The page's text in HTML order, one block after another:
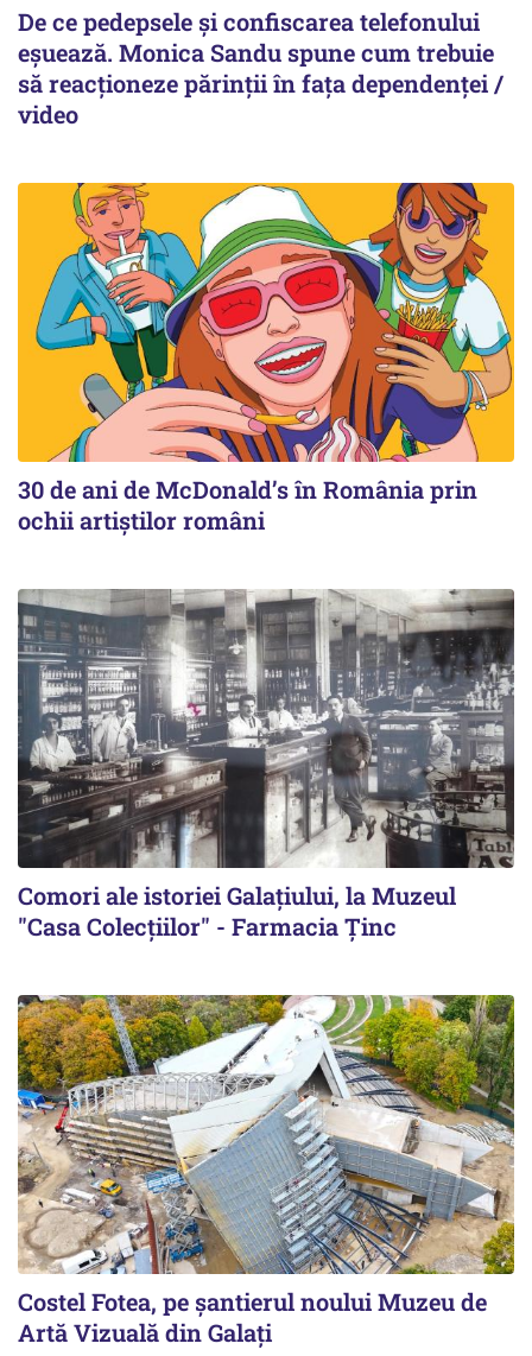
De ce pedepsele și confiscarea telefonului
eșuează. Monica Sandu spune cum trebuie
să reacționeze părinții în fața dependenței /
video
30 de ani de McDonald’s în România prin
ochii artiștilor români
Comori ale istoriei Galațiului, la Muzeul
"Casa Colecțiilor" - Farmacia Ținc
Costel Fotea, pe șantierul noului Muzeu de
Artă Vizuală din Galați